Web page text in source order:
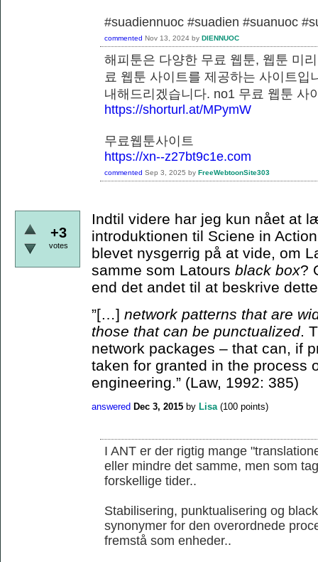
#suadiennuoc #suadien #suanuoc
commented Nov 13, 2024 by DIENNUOC
해피툰은 다양한 무료 웹툰, 웹툰 미
료 웹툰 사이트를 제공하는 사이트
내해드리겠습니다. no1 무료 웹
https://shorturl.at/MPymW
무료웹툰사이트
https://xn--z27bt9c1e.com
commented Sep 3, 2025 by FreeWebtoonSite303
+3
votes
Indtil videre har jeg kun nået at
introduktionen til Sciene in
blevet nysgerrig på at vide, om
samme som Latours black box?
end det andet til at beskrive
”[…] network patterns that are
those that can be punctualized.
network packages – that can, if
taken for granted in the process
engineering.” (Law, 1992: 385)
answered Dec 3, 2015 by Lisa (100 points)
I ANT er der rigtig mange
eller mindre det samme, men som
forskellige tider..
Stabilisering, punktualisering og
synonymer for den overordnede
fremstå som enheder..